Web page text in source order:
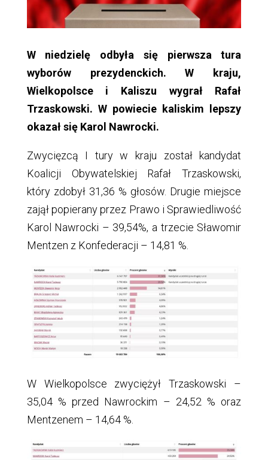
W niedzielę odbyła się pierwsza tura
wyborów prezydenckich. W kraju,
Wielkopolsce i Kaliszu wygrał Rafał
Trzaskowski. W powiecie kaliskim lepszy
okazał się Karol Nawrocki.
Zwycięzcą I tury w kraju został kandydat
Koalicji Obywatelskiej Rafał Trzaskowski,
który zdobył 31,36 % głosów. Drugie miejsce
zajął popierany przez Prawo i Sprawiedliwość
Karol Nawrocki – 39,54%, a trzecie Sławomir
Mentzen z Konfederacji – 14,81 %.
W Wielkopolsce zwyciężył Trzaskowski –
35,04 % przed Nawrockim – 24,52 % oraz
Mentzenem – 14,64 %.